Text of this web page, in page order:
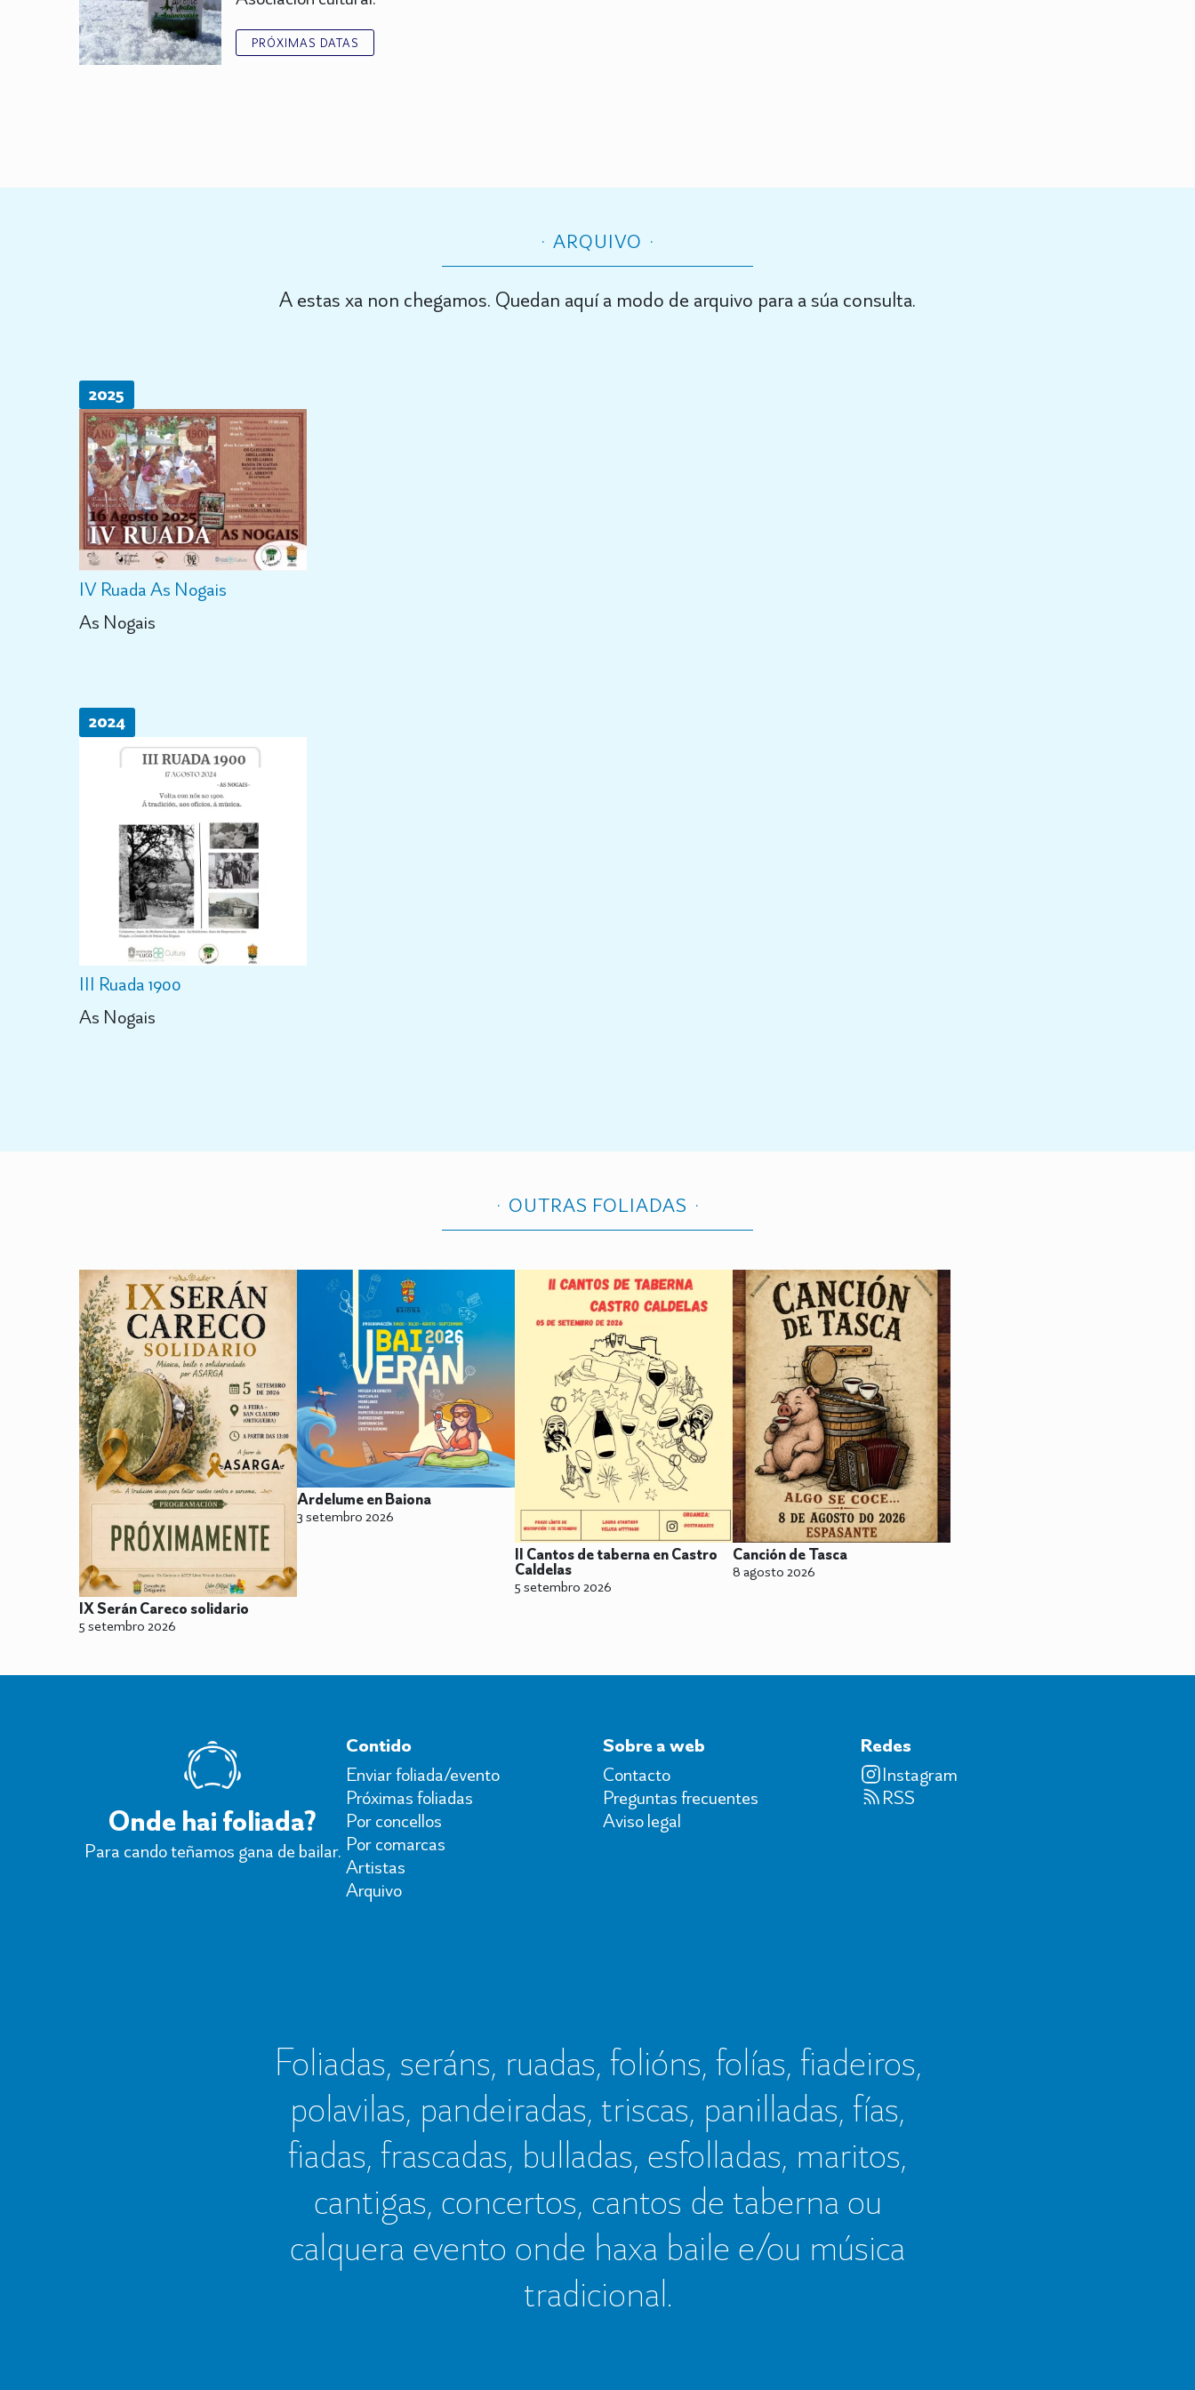
PRÓXIMAS DATAS
ARQUIVO
A estas xa non chegamos. Quedan aquí a modo de arquivo para a súa consulta.
2025
IV Ruada As Nogais
As Nogais
2024
III Ruada 1900
As Nogais
OUTRAS FOLIADAS
IX Serán Careco solidario
5 setembro 2026
Ardelume en Baiona
3 setembro 2026
II Cantos de taberna en Castro
Caldelas
5 setembro 2026
Canción de Tasca
8 agosto 2026
Onde hai foliada?
Para cando teñamos gana de bailar.
Contido
Enviar foliada/evento
Próximas foliadas
Por concellos
Por comarcas
Artistas
Arquivo
Sobre a web
Contacto
Preguntas frecuentes
Aviso legal
Redes
Instagram
RSS
Foliadas, seráns, ruadas, folións, folías, fiadeiros,
polavilas, pandeiradas, triscas, panilladas, fías,
fiadas, frascadas, bulladas, esfolladas, maritos,
cantigas, concertos, cantos de taberna ou
calquera evento onde haxa baile e/ou música
tradicional.